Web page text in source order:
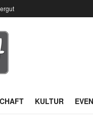
KULTUR